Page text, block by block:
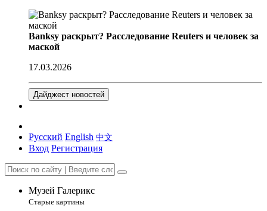
Banksy раскрыт? Расследование Reuters и человек за
маской
17.03.2026
Дайджест новостей
Русский English 中文
Вход Регистрация
Музей Галерикс
Старые картины